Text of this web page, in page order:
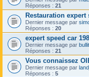
Réponses : 21
Restauration expert
Dernier message par
Réponses : 20
expert speed car
Dernier message par
Réponses : 21
Vous connaissez
Dernier message par
Réponses : 5